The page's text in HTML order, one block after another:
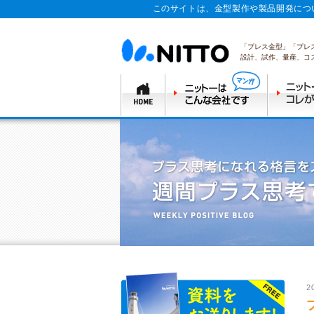
このサイトは、金型製作や製品開発に
「プレス金型」「プ
設計、試作、量産、コ